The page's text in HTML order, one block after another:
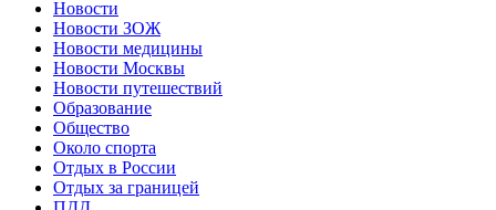
Новости
Новости ЗОЖ
Новости медицины
Новости Москвы
Новости путешествий
Образование
Общество
Около спорта
Отдых в России
Отдых за границей